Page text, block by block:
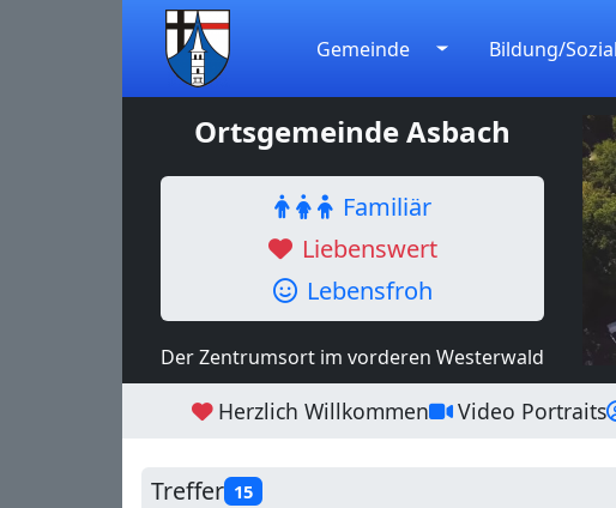
Gemeinde Bildung/
Ortsgemeinde Asbach
Familiär
Liebenswert
Lebensfroh
Der Zentrumsort im vorderen Westerwald
Herzlich Willkommen Video Portraits
Treffer 15